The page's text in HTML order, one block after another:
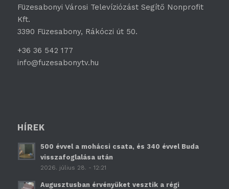
Füzesabonyi Városi Televíziózást Segítő Nonprofit
Kft.
3390 Füzesabony, Rákóczi út 50.
+36 36 542 177
info@fuzesabonytv.hu
HÍREK
500 évvel a mohácsi csata, és 340 évvel Buda
visszafoglalása után
2026. július 28. - 12:21
Augusztusban érvényüket vesztik a régi